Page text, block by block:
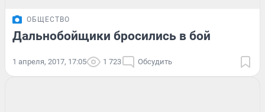
ОБЩЕСТВО
Дальнобойщики бросились в бой
1 апреля, 2017, 17:05 1 723 Обсудить